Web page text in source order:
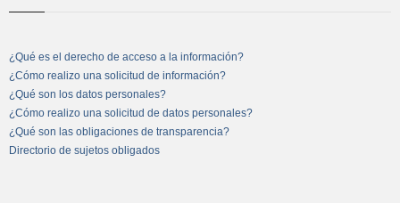
¿Qué es el derecho de acceso a la información?
¿Cómo realizo una solicitud de información?
¿Qué son los datos personales?
¿Cómo realizo una solicitud de datos personales?
¿Qué son las obligaciones de transparencia?
Directorio de sujetos obligados